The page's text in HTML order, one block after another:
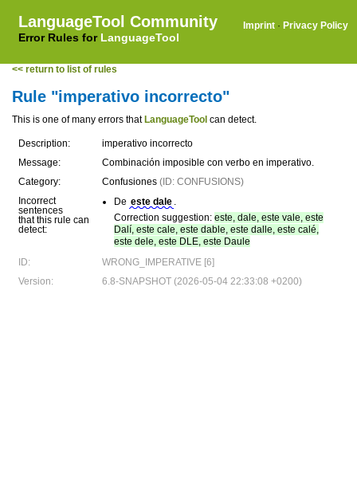
LanguageTool Community
Error Rules for LanguageTool
Imprint · Privacy Policy
<< return to list of rules
Rule "imperativo incorrecto"
This is one of many errors that LanguageTool can detect.
Description:
imperativo incorrecto
Message:
Combinación imposible con verbo en imperativo.
Category:
Confusiones (ID: CONFUSIONS)
Incorrect
sentences
that this rule can
detect:
De este dale .
Correction suggestion: este, dale, este vale, este
Dalí, este cale, este dable, este dalle, este calé,
este dele, este DLE, este Daule
ID:
WRONG_IMPERATIVE [6]
Version:
6.8-SNAPSHOT (2026-05-04 22:33:08 +0200)